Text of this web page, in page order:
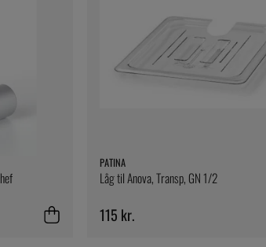
PATINA
Låg til Anova, Transp, GN 1/2
115 kr.